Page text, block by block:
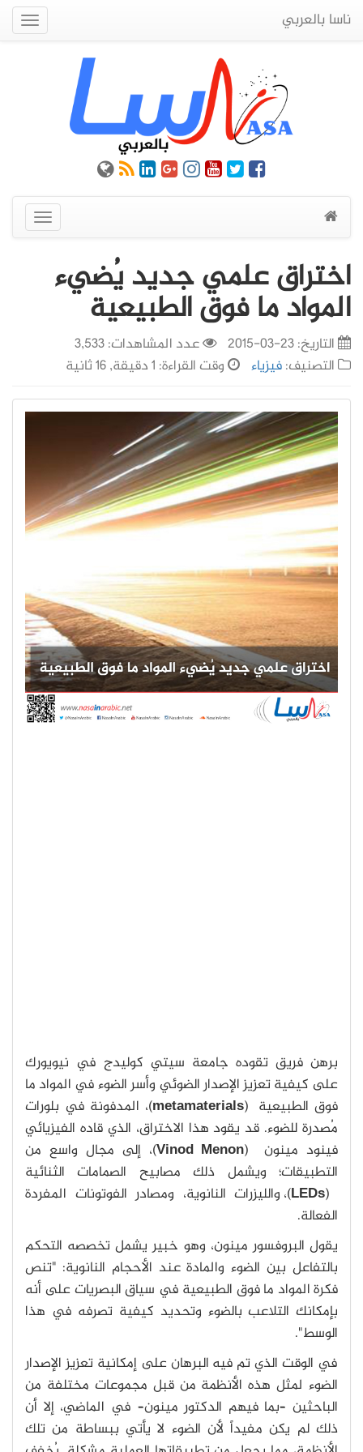
ناسا بالعربي
عرض
القائمة
اختراق علمي جديد يُضيء
المواد ما فوق الطبيعية
التاريخ:23-03-2015
عدد المشاهدات: 3,533
التصنيف:فيزياء وقت القراءة: 1 دقيقة, 16 ثانية
برهن فريق تقوده جامعة سيتي كوليدج في نيويورك
على كيفية تعزيز الإصدار الضوئي وأسر الضوء في المواد ما
فوق الطبيعية (metamaterials)، المدفونة في بلورات
مُصدرة للضوء. قد يقود هذا الاختراق، الذي قاده الفيزيائي
فينود مينون (Vinod Menon)، إلى مجال واسع من
التطبيقات؛ ويشمل ذلك مصابيح الصمامات الثنائية
(
LEDs)، والليزرات النانوية، ومصادر الفوتونات المفردة
الفعالة.
يقول البروفسور مينون، وهو خبير يشمل تخصصه التحكم
بالتفاعل بين الضوء والمادة عند الأحجام النانوية: "تنص
فكرة المواد ما فوق الطبيعية في سياق البصريات على أنه
بإمكانك التلاعب بالضوء وتحديد كيفية تصرفه في هذا
الوسط".
في الوقت الذي تم فيه البرهان على إمكانية تعزيز الإصدار
الضوء لمثل هذه الأنظمة من قبل مجموعات مختلفة من
الباحثين –بما فيهم الدكتور مينون– في الماضي، إلا أن
ذلك لم يكن مفيداً لأن الضوء لا يأتي ببساطة من تلك